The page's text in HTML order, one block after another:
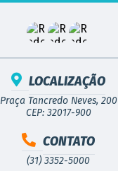
LOCALIZAÇÃO
Praça Tancredo Neves, 200
CEP: 32017-900
CONTATO
(31) 3352-5000